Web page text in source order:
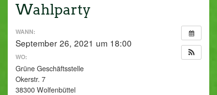
Wahlparty
WANN:
September 26, 2021 um 18:00
WO:
Grüne Geschäftsstelle
Okerstr. 7
38300 Wolfenbüttel